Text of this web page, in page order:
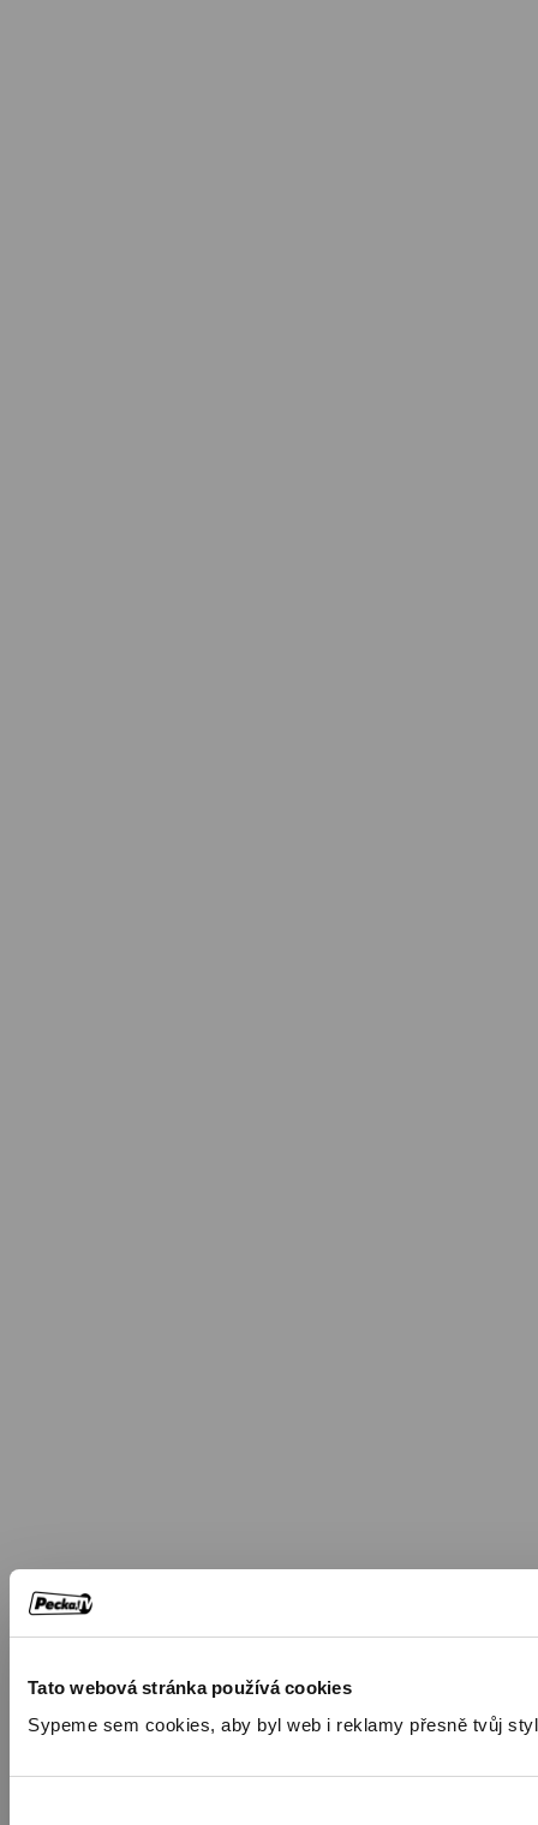
Tato webová stránka používá cookies
Sypeme sem cookies, aby byl web i reklamy přesně tvůj